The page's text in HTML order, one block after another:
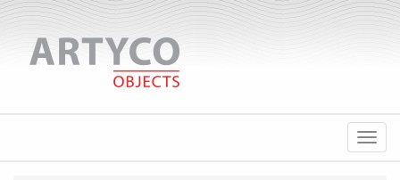
Menu